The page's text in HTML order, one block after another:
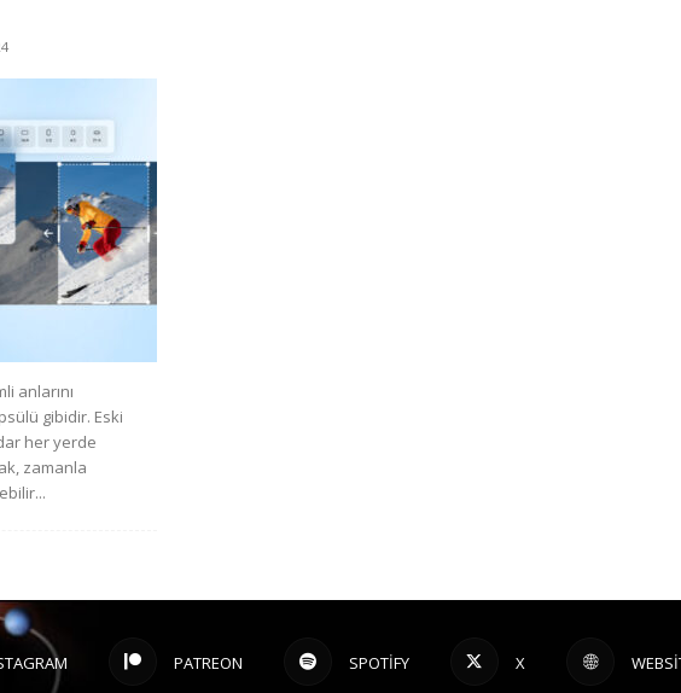
anlarını
gibidir. Eski
her yerde
zamanla
PATREON SPOTIFY X